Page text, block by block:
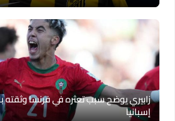
زابيري يوضح سبب تعثره في فرنسا وثقته
إسبانيا